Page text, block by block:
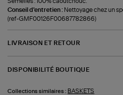
Conseil d'entretien : Nettoyage chez un
(ref-GMF00126F00687782866)
LIVRAISON ET RETOUR
DISPONIBILITÉ BOUTIQUE
Collections similaires : BASKETS